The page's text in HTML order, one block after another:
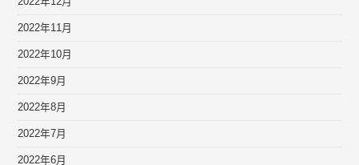
2022年11月
2022年10月
2022年9月
2022年8月
2022年7月
2022年6月